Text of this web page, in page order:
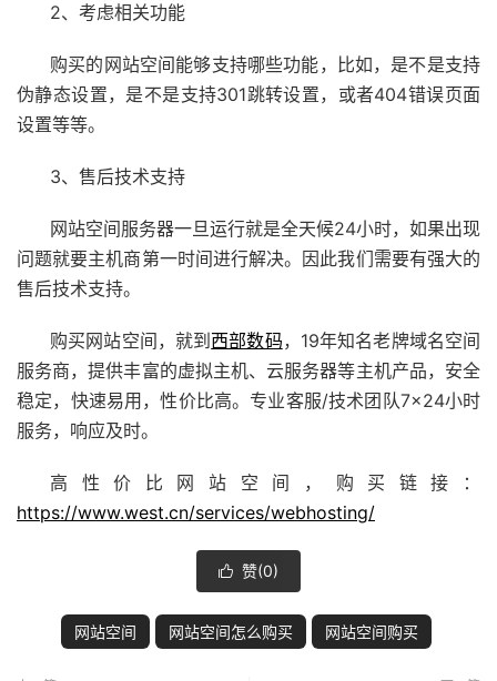
2、考虑相关功能
购买的网站空间能够支持哪些功能，比如，是不是支持
伪静态设置，是不是支持301跳转设置，或者404错误页面
设置等等。
3、售后技术支持
网站空间服务器一旦运行就是全天候24小时，如果出现
问题就要主机商第一时间进行解决。因此我们需要有强大的
售后技术支持。
购买网站空间，就到 西部数码，19年知名老牌域名空间
服务商，提供丰富的虚拟主机、 云服务器等主机产品，安全
稳定，快速易用，性价比高。专业客服/技术团队7×24小时
服务，响应及时。
高性价比网站空间，购买链接：
https://www.west.cn/services/webhosting/
 赞(0)
网站空间 网站空间怎么购买 网站空间购买